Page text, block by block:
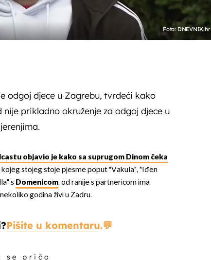
Foto: DNEVNIK.hr
odgoj djece u Zagrebu, tvrdeći kako
prikladno okruženje za odgoj djece u
objavio je kako sa suprugom Dinom čeka
kojeg stojeg stoje pjesme poput "Vakula", "Iđen
s Domenicom, od ranije s partnericom ima
godina živi u Zadru.
Pišite u komentaru.
se priča